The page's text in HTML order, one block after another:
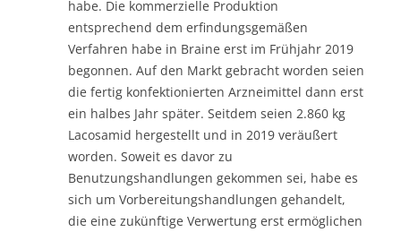
habe. Die kommerzielle Produktion
entsprechend dem erfindungsgemäßen
Verfahren habe in Braine erst im Frühjahr 2019
begonnen. Auf den Markt gebracht worden seien
die fertig konfektionierten Arzneimittel dann erst
ein halbes Jahr später. Seitdem seien 2.860 kg
Lacosamid hergestellt und in 2019 veräußert
worden. Soweit es davor zu
Benutzungshandlungen gekommen sei, habe es
sich um Vorbereitungshandlungen gehandelt,
die eine zukünftige Verwertung erst ermöglichen